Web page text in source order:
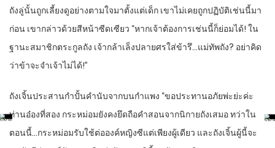
ถังลู่นั้นถูกเลี้ยงดูอย่างตามใจมาตั้งแต่เด็ก เขาไม่เคยถูกปฏิบัติเช่นนี้มา
ก่อน เขากล่าวด้วยสีหน้าซีดเซียว “หากเจ้าต้องการเช่นนี้ก็ย่อมได้! ใน
ฐานะสมาชิกตระกูลถัง เจ้ากล้าเล็งปลายศรใส่ข้ารึ…แม่ทัพถัง? อย่าคิด
ว่าข้าจะจำเจ้าไม่ได้!”
ถังเจิ้นประสานกำปั้นคำนับจากบนกำแพง “ขอประทานอภัยพ่ะย่ะค่ะ
ท่านอ๋องที่สอง กระหม่อมยังคงยึดถือคำสอนจากนิกายถังเสมอ ทว่าใน
ตอนนี้…กระหม่อมรับใช้ต่อองค์หญิงซีแต่เพียงผู้เดียว และถังเจิ้นผู้นี้จะ